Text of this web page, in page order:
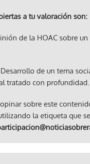
a tu valoración son:
de la HOAC sobre un
de un tema
tratado con profundidad.
sobre este
la etiqueta que